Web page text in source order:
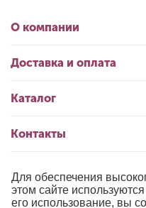
О компании
Доставка и оплата
Каталог
Контакты
© 1996-
Для обеспечения
этом сайте
его использование, вы